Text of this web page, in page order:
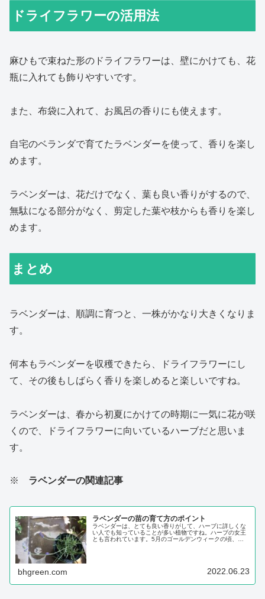
ドライフラワーの活用法
麻ひもで束ねた形のドライフラワーは、壁にかけても、花
瓶に入れても飾りやすいです。
また、布袋に入れて、お風呂の香りにも使えます。
自宅のベランダで育てたラベンダーを使って、香りを楽し
めます。
ラベンダーは、花だけでなく、葉も良い香りがするので、
無駄になる部分がなく、剪定した葉や枝からも香りを楽し
めます。
まとめ
ラベンダーは、順調に育つと、一株がかなり大きくなりま
す。
何本もラベンダーを収穫できたら、ドライフラワーにし
て、その後もしばらく香りを楽しめると楽しいですね。
ラベンダーは、春から初夏にかけての時期に一気に花が咲
くので、ドライフラワーに向いているハーブだと思いま
す。
※ ラベンダーの関連記事
ラベンダーの苗の育て方のポイント
ラベンダーは、とても良い香りがして、ハーブに詳しくな
い人でも知っていることが多い植物ですね。ハーブの女王
とも言われています。5月のゴールデンウィークの頃、ホ
bhgreen.com 2022.06.23